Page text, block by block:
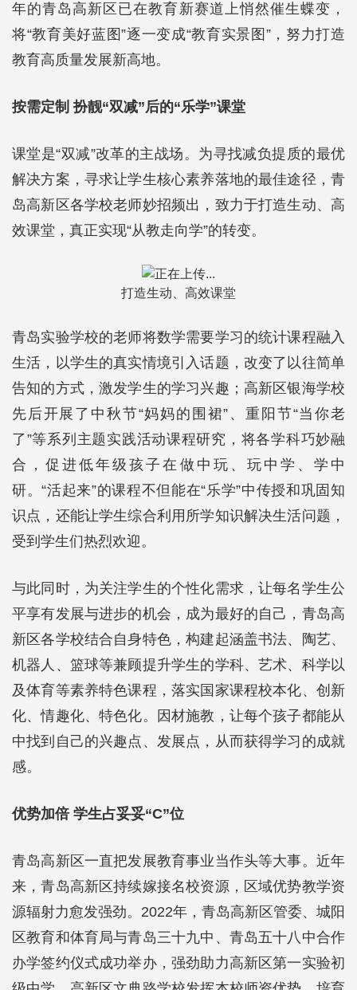
年的青岛高新区已在教育新赛道上悄然催生蝶变，
将“教育美好蓝图”逐一变成“教育实景图”，努力打造
教育高质量发展新高地。
按需定制 扮靓“双减”后的“乐学”课堂
课堂是“双减”改革的主战场。为寻找减负提质的最优
解决方案，寻求让学生核心素养落地的最佳途径，青
岛高新区各学校老师妙招频出，致力于打造生动、高
效课堂，真正实现“从教走向学”的转变。
打造生动、高效课堂
青岛实验学校的老师将数学需要学习的统计课程融入
生活，以学生的真实情境引入话题，改变了以往简单
告知的方式，激发学生的学习兴趣；高新区银海学校
先后开展了中秋节“妈妈的围裙”、重阳节“当你老
了”等系列主题实践活动课程研究，将各学科巧妙融
合，促进低年级孩子在做中玩、玩中学、学中
研。“活起来”的课程不但能在“乐学”中传授和巩固知
识点，还能让学生综合利用所学知识解决生活问题，
受到学生们热烈欢迎。
与此同时，为关注学生的个性化需求，让每名学生公
平享有发展与进步的机会，成为最好的自己，青岛高
新区各学校结合自身特色，构建起涵盖书法、陶艺、
机器人、篮球等兼顾提升学生的学科、艺术、科学以
及体育等素养特色课程，落实国家课程校本化、创新
化、情趣化、特色化。因材施教，让每个孩子都能从
中找到自己的兴趣点、发展点，从而获得学习的成就
感。
优势加倍 学生占妥妥“C”位
青岛高新区一直把发展教育事业当作头等大事。近年
来，青岛高新区持续嫁接名校资源，区域优势教学资
源辐射力愈发强劲。2022年，青岛高新区管委、城阳
区教育和体育局与青岛三十九中、青岛五十八中合作
办学签约仪式成功举办，强劲助力高新区第一实验初